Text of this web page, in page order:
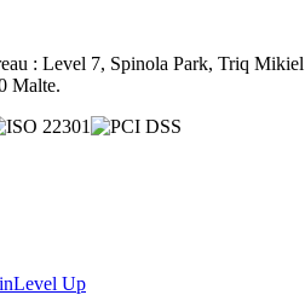
: Level 7, Spinola Park, Triq Mikiel
Malte.
Level Up